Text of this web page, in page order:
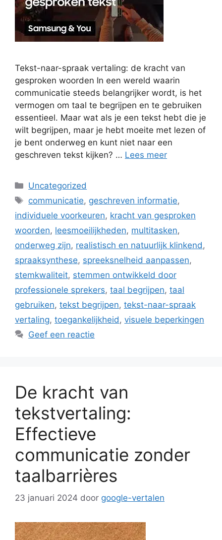
Tekst-naar-spraak vertaling: de kracht van
gesproken woorden In een wereld waarin
communicatie steeds belangrijker wordt, is het
vermogen om taal te begrijpen en te gebruiken
essentieel. Maar wat als je een tekst hebt die je
wilt begrijpen, maar je hebt moeite met lezen of
je bent onderweg en kunt niet naar een
geschreven tekst kijken? … Lees meer
Categorieën
Uncategorized
Tags
communicatie, geschreven informatie,
individuele voorkeuren, kracht van gesproken
woorden, leesmoeilijkheden, multitasken,
onderweg zijn, realistisch en natuurlijk klinkend,
spraaksynthese, spreeksnelheid aanpassen,
stemkwaliteit, stemmen ontwikkeld door
professionele sprekers, taal begrijpen, taal
gebruiken, tekst begrijpen, tekst-naar-spraak
vertaling, toegankelijkheid, visuele beperkingen
Geef een reactie
De kracht van
tekstvertaling:
Effectieve
communicatie zonder
taalbarrières
23 januari 2024 door google-vertalen